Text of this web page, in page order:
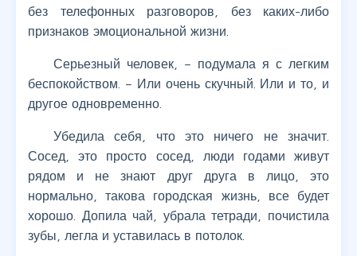
без телефонных разговоров, без каких-либо
признаков эмоциональной жизни.
Серьезный человек, – подумала я с легким
беспокойством. – Или очень скучный. Или и то, и
другое одновременно.
Убедила себя, что это ничего не значит.
Сосед, это просто сосед, люди годами живут
рядом и не знают друг друга в лицо, это
нормально, такова городская жизнь, все будет
хорошо. Допила чай, убрала тетради, почистила
зубы, легла и уставилась в потолок.